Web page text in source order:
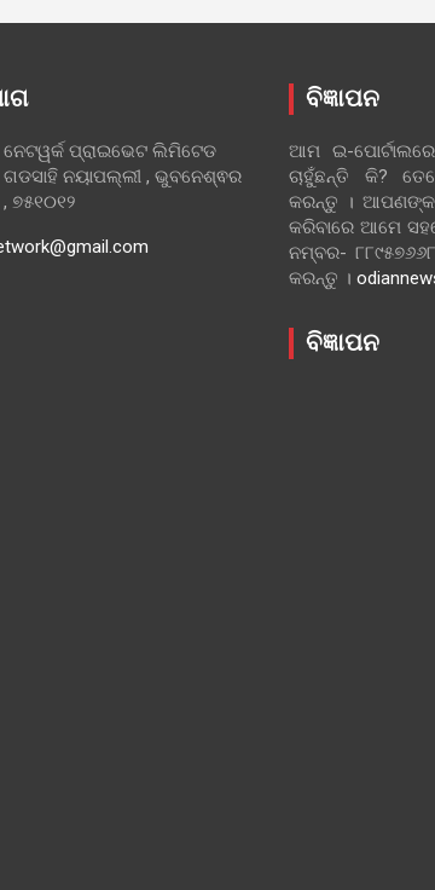
ପ୍ରାଇଭେଟ ଲିମିଟେଡ
ନୟାପଲ୍ଲୀ , ଭୁବନେଶ୍ଵର
, ୭୫୧୦୧୨
ବିଜ୍ଞାପନ
ଆମ ଇ-
ଚାହୁଁଛନ୍ତି କି?
କରନ୍ତୁ । ଆପଣଙ୍କ
କରିବାରେ ଆମେ
ନମ୍ବର-
କରନ୍ତୁ ।
ବିଜ୍ଞାପନ